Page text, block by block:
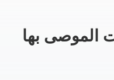
الموصى بها